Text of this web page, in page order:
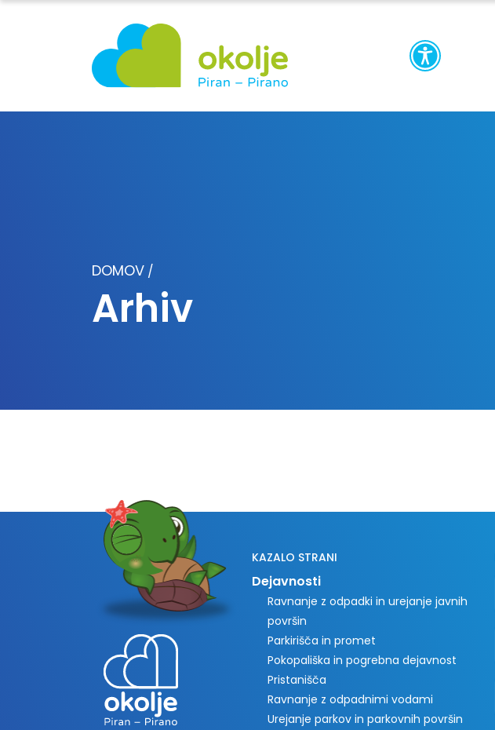
DOMOV /
Arhiv
KAZALO STRANI
Dejavnosti
Ravnanje z odpadki in urejanje javnih
površin
Parkirišča in promet
Pokopališka in pogrebna dejavnost
Pristanišča
Ravnanje z odpadnimi vodami
Urejanje parkov in parkovnih površin